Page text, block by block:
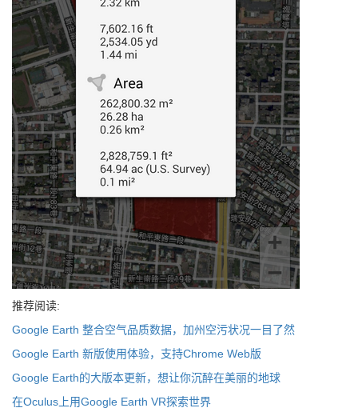
推荐阅读:
Google Earth 整合空气品质数据，加州空污状况一目了然
Google Earth 新版使用体验，支持Chrome Web版
Google Earth的大版本更新，想让你沉醉在美丽的地球
在Oculus上用Google Earth VR探索世界